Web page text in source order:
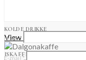
KOLDE DRIKKE
View Posts
ISKAFFE
Navn*
E-mail*